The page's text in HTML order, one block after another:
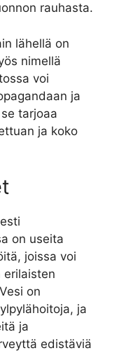
rauhasta.
lähellä on
nimellä
voi
ja
tarjoaa
ja koko
on useita
joissa voi
erilaisten
on
ja
ja
edistäviä